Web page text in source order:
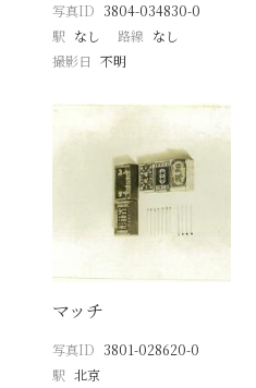
写真ID 3804-034830-0
駅 なし 路線 なし
撮影日
不明
マッチ
写真ID 3801-028620-0
駅 北京